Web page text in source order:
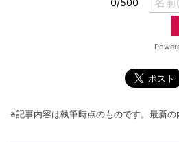
※記事内容は執筆時点のものです。最新の